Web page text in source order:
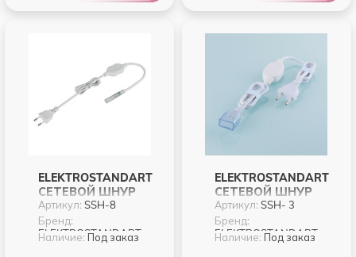
ELEKTROSTANDART
СЕТЕВОЙ ШНУР
ДЛЯ ЛЕНТЫ 220V
3528, 2835 НОВ (SSH-
8)
Артикул: SSH-8
Бренд:
ELEKTROSTANDART
Наличие: Под заказ
ELEKTROSTANDART
СЕТЕВОЙ ШНУР
ДЛЯ ЛЕНТЫ
PREMIUM LS 010 220V
2835 60LED (SSH- 3)
Артикул:SSH- 3
Бренд:
ELEKTROSTANDART
Наличие: Под заказ